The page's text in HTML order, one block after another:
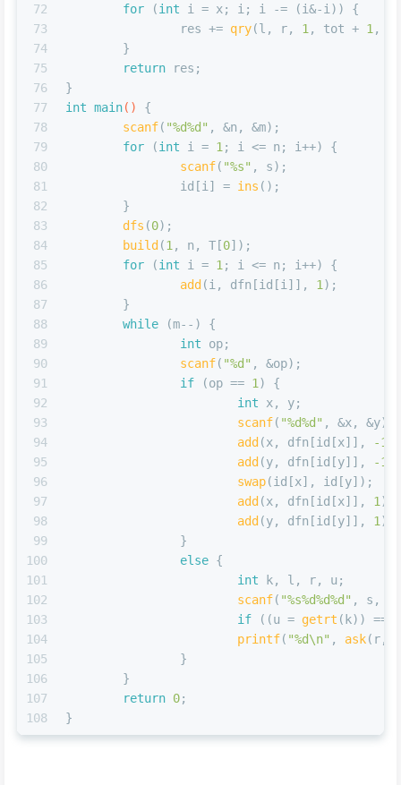
72
73
74
75
76
77
78
79
80
81
82
83
84
85
86
87
88
89
90
91
92
93
94
95
96
97
98
99
100
101
102
103
104
105
106
107
108
for (int i = x; i; i -= (i&-i)) {
		res +=
qry(l, r, 1 , tot + 1 ,
	}
return res;
}
int main()
{
scanf( "%d%d" , &n, &m);
for (int i = 1 ; i <= n; i++) {
scanf( "%s" , s);
		id[i] =
ins ();
	}
dfs (0);
build (1 , n, T[0]);
for (int i = 1 ; i <= n; i++) {
add (i, dfn[id[i]], 1 );
	}
while (m--) {
int op;
scanf( "%d" , &op);
if (op == 1 ) {
int x, y;
scanf( "%d%d" , &x, &y);
add (x, dfn[id[x]], -1
add (y, dfn[id[y]], -1
swap(id[x], id[y]);
add (x, dfn[id[x]], 1 );
add (y, dfn[id[y]], 1 );
		}
else {
int k, l, r, u;
scanf( "%s%d%d%d" , s,
if ((u = getrt (k)) ==
printf( "%d\n" , ask(r,
		}
	}
return 0;
}